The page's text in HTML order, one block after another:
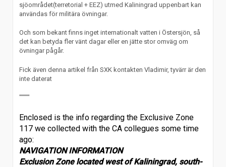
sjöområdet(terretorial + EEZ) utmed Kaliningrad uppenbart kan
användas för militära övningar.
Och som bekant finns inget internationalt vatten i Östersjön, så
det kan betyda fler vänt dagar eller en jätte stor omväg om
övningar pågår.
Fick även denna artikel från SXK kontakten Vladimir, tyvärr är den
inte daterat
"""""
Enclosed is the info regarding the Exclusive Zone
117 we collected with the CA collegues some time
ago:
NAVIGATION INFORMATION
Exclusion Zone located west of Kaliningrad, south-